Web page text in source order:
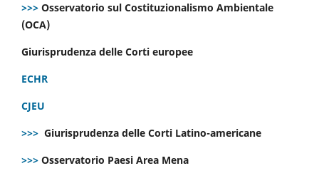
>>> Osservatorio sul Costituzionalismo Ambientale
(OCA)
Giurisprudenza delle Corti europee
ECHR
CJEU
>>> Giurisprudenza delle Corti Latino-americane
>>> Osservatorio Paesi Area Mena